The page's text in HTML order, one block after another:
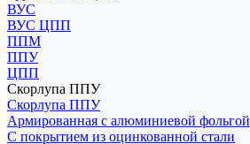
ВУС
ВУС ЦПП
ППМ
ППУ
ЦПП
Скорлупа ППУ
Скорлупа ППУ
Армированная с алюминиевой фольгой
С покрытием из оцинкованной стали